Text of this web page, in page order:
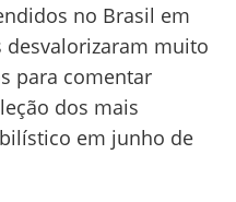
no Brasil em
desvalorizaram muito
para comentar
dos mais
em junho de